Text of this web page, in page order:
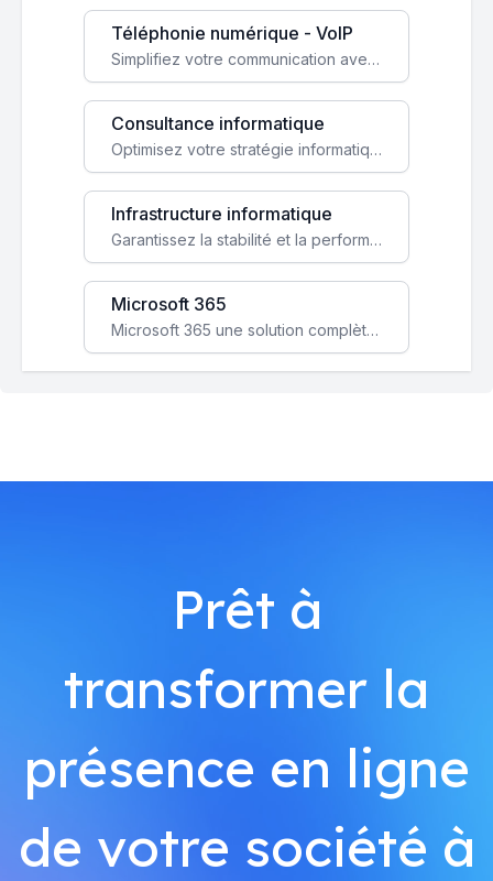
Téléphonie numérique - VoIP
Simplifiez votre communication avec une solution VoIP flexible, économique et adaptée à vos besoins professionnels.
Consultance informatique
Optimisez votre stratégie informatique avec l'expertise de nos consultants pour améliorer votre efficacité et sécurité.
Infrastructure informatique
Garantissez la stabilité et la performance de votre entreprise avec une infrastructure IT sécurisée et évolutive.
Microsoft 365
Microsoft 365 une solution complète qui booste votre productivité, renforce la sécurité de vos données et facilite la collaboration.
Prêt à
transformer la
présence en ligne
de votre société à